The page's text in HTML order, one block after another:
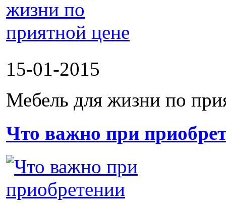
15-01-2015
Мебель для жизни по
Что важно при